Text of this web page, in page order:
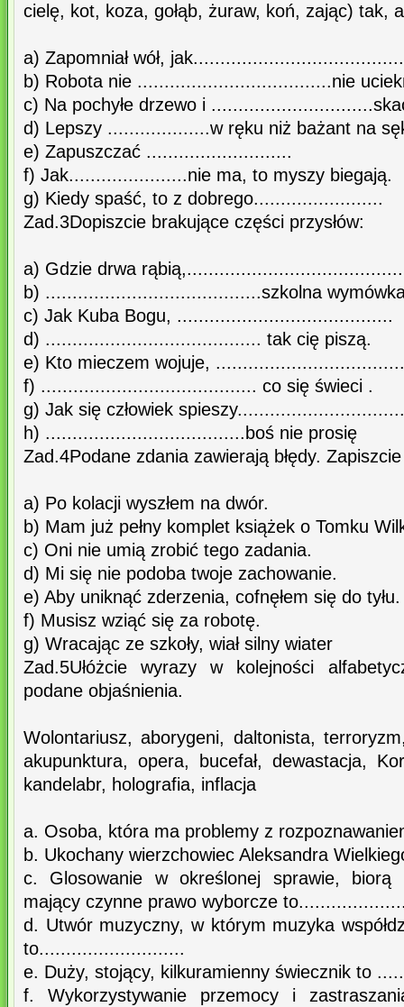
cielę, kot, koza, gołąb, żuraw, koń, zając) tak,
a) Zapomniał wół,
b) Robota nie ....................................nie
c) Na pochyłe drzewo i
d) Lepszy ...................w ręku niż bażant na
e) Zapuszczać ...........................
f) Jak......................nie ma, to myszy biegają.
g) Kiedy spaść, to z dobrego........................
Zad.3Dopiszcie brakujące części przysłów:
a) Gdzie drwa rąbią,........................................
b) ........................................szkolna
c) Jak Kuba Bogu, ........................................
d) ........................................ tak cię piszą.
e) Kto mieczem wojuje,
f) ........................................ co się świeci .
g) Jak się człowiek
h) .....................................boś nie prosię
Zad.4Podane zdania zawierają błędy.
a) Po kolacji wyszłem na dwór.
b) Mam już pełny komplet książek o Tomku
c) Oni nie umią zrobić tego zadania.
d) Mi się nie podoba twoje zachowanie.
e) Aby uniknąć zderzenia, cofnęłem się do tyłu.
f) Musisz wziąć się za robotę.
g) Wracając ze szkoły, wiał silny wiater
Zad.5Ułóżcie wyrazy w kolejności
podane objaśnienia.
Wolontariusz, aborygeni, daltonista,
akupunktura, opera, bucefał, dewastacja,
kandelabr, holografia, inflacja
a. Osoba, która ma problemy z
b. Ukochany wierzchowiec Aleksandra
c. Glosowanie w określonej sprawie, biorą
mający czynne prawo wyborcze
d. Utwór muzyczny, w którym muzyka
to...........................
e. Duży, stojący, kilkuramienny świecznik to
f. Wykorzystywanie przemocy i